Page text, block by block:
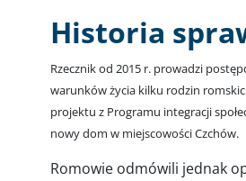
Historia
Rzecznik od 2015 r. prowadzi
warunków życia kilku rodzin
projektu z Programu integracji
nowy dom w miejscowości Czchów.
Romowie odmówili jednak